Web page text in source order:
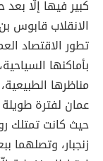
الانقلاب قابوس
تطور الاقتصاد
بأماكنها
مناظرها
عمان لفترة
حيث كانت تمتلك
زنجبار، وتصلهما